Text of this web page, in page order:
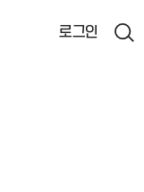
로그인